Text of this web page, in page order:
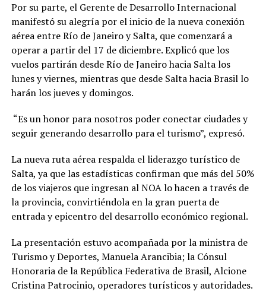
Por su parte, el Gerente de Desarrollo Internacional
manifestó su alegría por el inicio de la nueva conexión
aérea entre Río de Janeiro y Salta, que comenzará a
operar a partir del 17 de diciembre. Explicó que los
vuelos partirán desde Río de Janeiro hacia Salta los
lunes y viernes, mientras que desde Salta hacia Brasil lo
harán los jueves y domingos.
“Es un honor para nosotros poder conectar ciudades y
seguir generando desarrollo para el turismo”, expresó.
La nueva ruta aérea respalda el liderazgo turístico de
Salta, ya que las estadísticas confirman que más del 50%
de los viajeros que ingresan al NOA lo hacen a través de
la provincia, convirtiéndola en la gran puerta de
entrada y epicentro del desarrollo económico regional.
La presentación estuvo acompañada por la ministra de
Turismo y Deportes, Manuela Arancibia; la Cónsul
Honoraria de la República Federativa de Brasil, Alcione
Cristina Patrocinio, operadores turísticos y autoridades.